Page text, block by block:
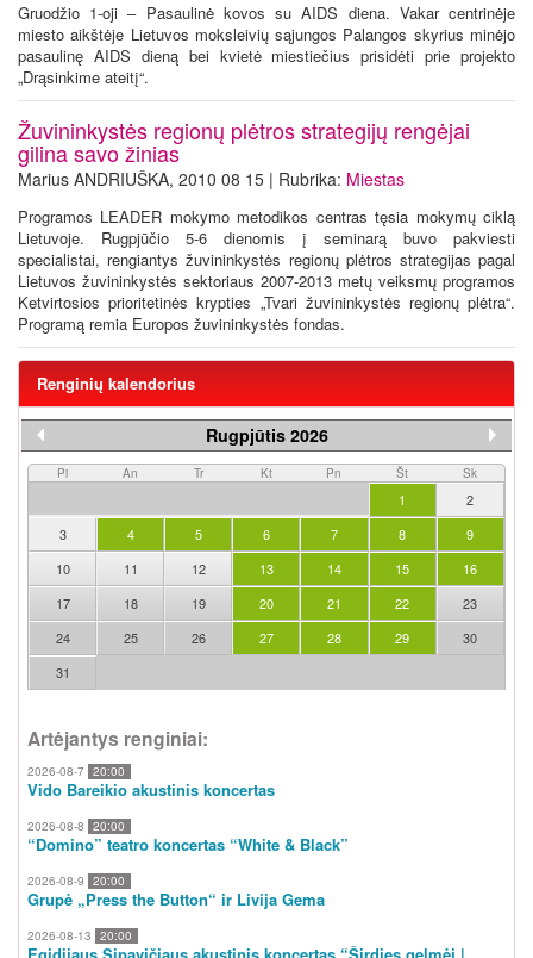
Gruodžio 1-oji – Pasaulinė kovos su AIDS diena. Vakar centrinėje
miesto aikštėje Lietuvos moksleivių sąjungos Palangos skyrius minėjo
pasaulinę AIDS dieną bei kvietė miestiečius prisidėti prie projekto
„Drąsinkime ateitį“.
Žuvininkystės regionų plėtros strategijų rengėjai
gilina savo žinias
Marius ANDRIUŠKA, 2010 08 15 | Rubrika: Miestas
Programos LEADER mokymo metodikos centras tęsia mokymų ciklą
Lietuvoje. Rugpjūčio 5-6 dienomis į seminarą buvo pakviesti
specialistai, rengiantys žuvininkystės regionų plėtros strategijas pagal
Lietuvos žuvininkystės sektoriaus 2007-2013 metų veiksmų programos
Ketvirtosios prioritetinės krypties „Tvari žuvininkystės regionų plėtra“.
Programą remia Europos žuvininkystės fondas.
Renginių kalendorius
Rugpjūtis 2026
Pi An Tr Kt Pn Št Sk
1
2
3
4 5 6 7 8
9
10
11 12 13 14 15
16
17
18 19 20 21 22
23
24
25 26 27 28 29
30
31
Artėjantys renginiai:
2026-08-7 20:00
Vido Bareikio akustinis koncertas
2026-08-8 20:00
“Domino” teatro koncertas “White & Black”
2026-08-9 20:00
Grupė „Press the Button“ ir Livija Gema
2026-08-13 20:00